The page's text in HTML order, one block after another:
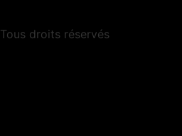
Tous droits réservés